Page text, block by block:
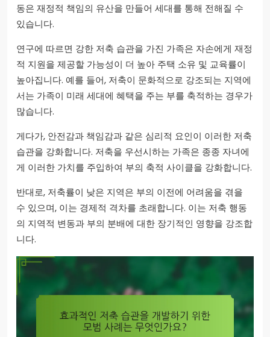
동은 재정적 책임의 유산을 만들어 세대를 통해 전해질 수
있습니다.
연구에 따르면 강한 저축 습관을 가진 가족은 자손에게 재정
적 지원을 제공할 가능성이 더 높아 주택 소유 및 교육률이
높아집니다. 예를 들어, 저축이 문화적으로 강조되는 지역에
서는 가족이 미래 세대에 혜택을 주는 부를 축적하는 경우가
많습니다.
게다가, 안전감과 책임감과 같은 심리적 요인이 이러한 저축
습관을 강화합니다. 저축을 우선시하는 가족은 종종 자녀에
게 이러한 가치를 주입하여 부의 축적 사이클을 강화합니다.
반대로, 저축률이 낮은 지역은 부의 이전에 어려움을 겪을
수 있으며, 이는 경제적 격차를 초래합니다. 이는 저축 행동
의 지역적 변동과 부의 분배에 대한 장기적인 영향을 강조합
니다.